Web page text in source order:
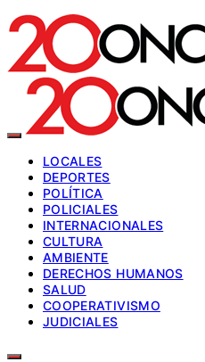
LOCALES
DEPORTES
POLÍTICA
POLICIALES
INTERNACIONALES
CULTURA
AMBIENTE
DERECHOS HUMANOS
SALUD
COOPERATIVISMO
JUDICIALES